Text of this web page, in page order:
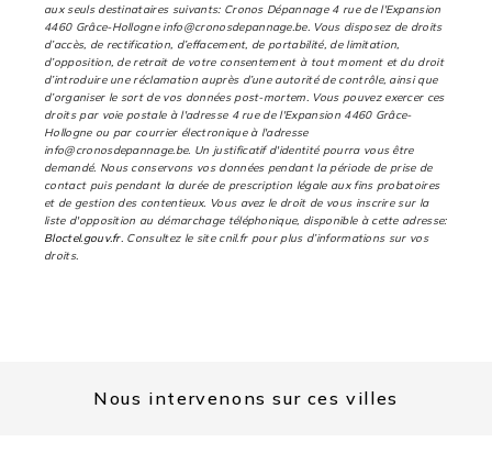
aux seuls destinataires suivants: Cronos Dépannage 4 rue de l'Expansion
4460 Grâce-Hollogne info@cronosdepannage.be. Vous disposez de droits
d’accès, de rectification, d’effacement, de portabilité, de limitation,
d’opposition, de retrait de votre consentement à tout moment et du droit
d’introduire une réclamation auprès d’une autorité de contrôle, ainsi que
d’organiser le sort de vos données post-mortem. Vous pouvez exercer ces
droits par voie postale à l'adresse 4 rue de l'Expansion 4460 Grâce-
Hollogne ou par courrier électronique à l'adresse
info@cronosdepannage.be. Un justificatif d'identité pourra vous être
demandé. Nous conservons vos données pendant la période de prise de
contact puis pendant la durée de prescription légale aux fins probatoires
et de gestion des contentieux. Vous avez le droit de vous inscrire sur la
liste d'opposition au démarchage téléphonique, disponible à cette adresse:
Bloctel.gouv.fr. Consultez le site cnil.fr pour plus d’informations sur vos
droits.
Nous intervenons sur ces villes